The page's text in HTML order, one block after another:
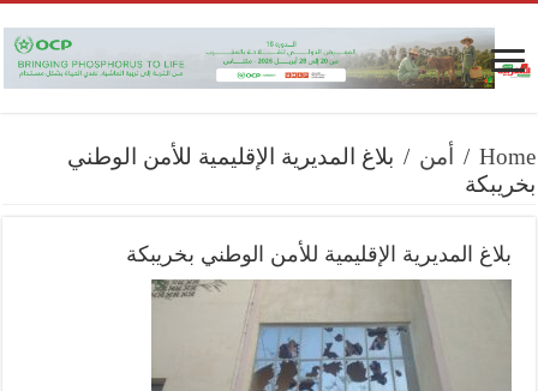
Home
/ أمن / بلاغ المديرية الإقليمية للأمن الوطني
بخريبكة
بلاغ المديرية الإقليمية للأمن الوطني بخريبكة